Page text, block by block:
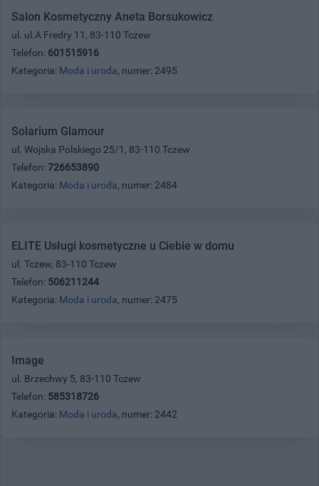
Salon Kosmetyczny Aneta Borsukowicz
ul. ul.A Fredry 11, 83-110 Tczew
Telefon: 601515916
Kategoria: Moda i uroda, numer: 2495
Solarium Glamour
ul. Wojska Polskiego 25/1, 83-110 Tczew
Telefon: 726653890
Kategoria: Moda i uroda, numer: 2484
ELITE Usługi kosmetyczne u Ciebie w domu
ul. Tczew, 83-110 Tczew
Telefon: 506211244
Kategoria: Moda i uroda, numer: 2475
Image
ul. Brzechwy 5, 83-110 Tczew
Telefon: 585318726
Kategoria: Moda i uroda, numer: 2442